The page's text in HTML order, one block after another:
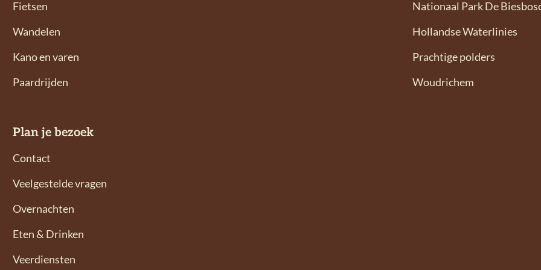
l
o
n
o
a
c
b
o
k
l
o
n
o
n
s
a
g
a
m
Fietsen
Wandelen
Kano en varen
Paardrijden
Nationaal Park De
Hollandse Waterlinies
Prachtige polders
Woudrichem
Plan je bezoek
Contact
Veelgestelde vragen
Overnachten
Eten & Drinken
Veerdiensten